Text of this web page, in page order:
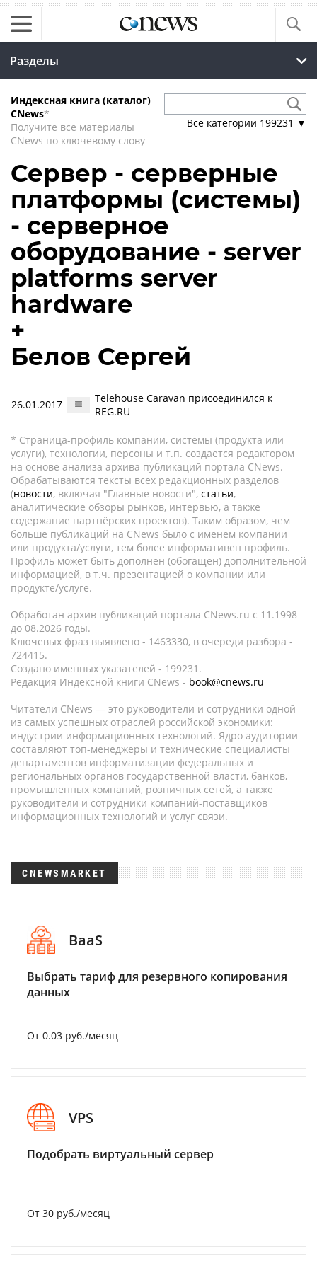
Разделы
Индексная книга (каталог)
CNews*
Получите все материалы
CNews по ключевому слову
Все категории 199231 ▼
Сервер - серверные
платформы (системы)
- серверное
оборудование - server
platforms server
hardware
+
Белов Сергей
26.01.2017
Telehouse Caravan присоединился к
REG.RU
* Страница-профиль компании, системы (продукта или
услуги), технологии, персоны и т.п. создается редактором
на основе анализа архива публикаций портала CNews.
Обрабатываются тексты всех редакционных разделов
(новости, включая "Главные новости", статьи,
аналитические обзоры рынков, интервью, а также
содержание партнёрских проектов). Таким образом, чем
больше публикаций на CNews было с именем компании
или продукта/услуги, тем более информативен профиль.
Профиль может быть дополнен (обогащен) дополнительной
информацией, в т.ч. презентацией о компании или
продукте/услуге.
Обработан архив публикаций портала CNews.ru c 11.1998
до 08.2026 годы.
Ключевых фраз выявлено - 1463330, в очереди разбора -
724415.
Создано именных указателей - 199231.
Редакция Индексной книги CNews - book@cnews.ru
Читатели CNews — это руководители и сотрудники одной
из самых успешных отраслей российской экономики:
индустрии информационных технологий. Ядро аудитории
составляют топ-менеджеры и технические специалисты
департаментов информатизации федеральных и
региональных органов государственной власти, банков,
промышленных компаний, розничных сетей, а также
руководители и сотрудники компаний-поставщиков
информационных технологий и услуг связи.
CNEWSMARKET
BaaS
Выбрать тариф для резервного копирования
данных
От 0.03 руб./месяц
VPS
Подобрать виртуальный сервер
От 30 руб./месяц